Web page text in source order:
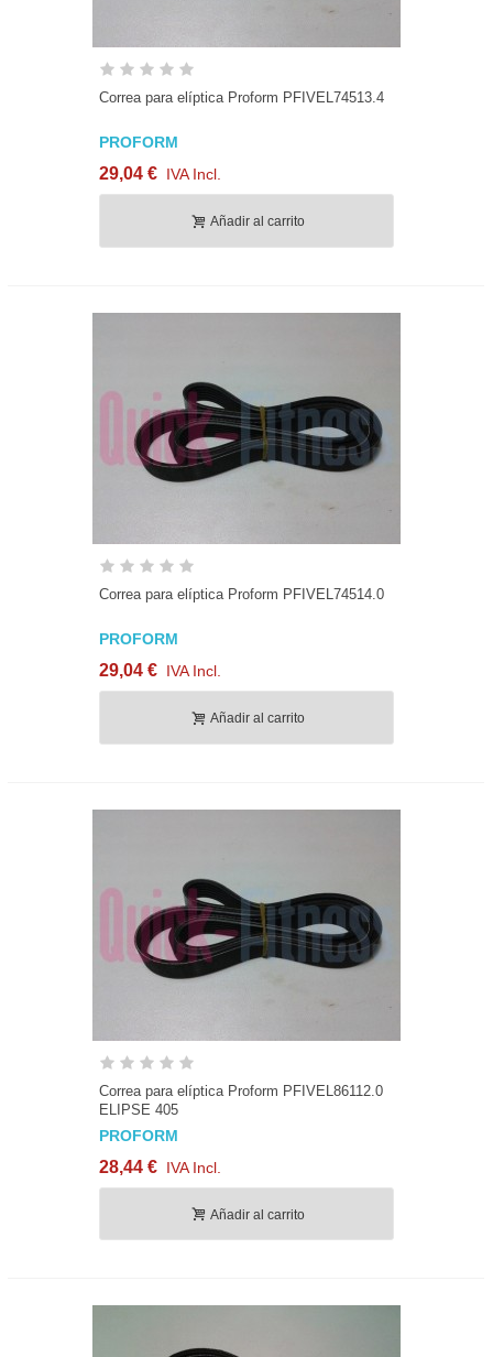
Correa para elíptica Proform PFIVEL74513.4
PROFORM
29,04 € IVA Incl.
Añadir al carrito
Correa para elíptica Proform PFIVEL74514.0
PROFORM
29,04 € IVA Incl.
Añadir al carrito
Correa para elíptica Proform PFIVEL86112.0
ELIPSE 405
PROFORM
28,44 € IVA Incl.
Añadir al carrito